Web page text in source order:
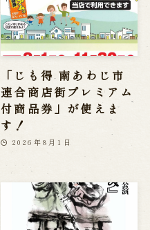
「じも得 南あわじ市
連合商店街プレミアム
付商品券」が使えま
す！
2026年8月1日